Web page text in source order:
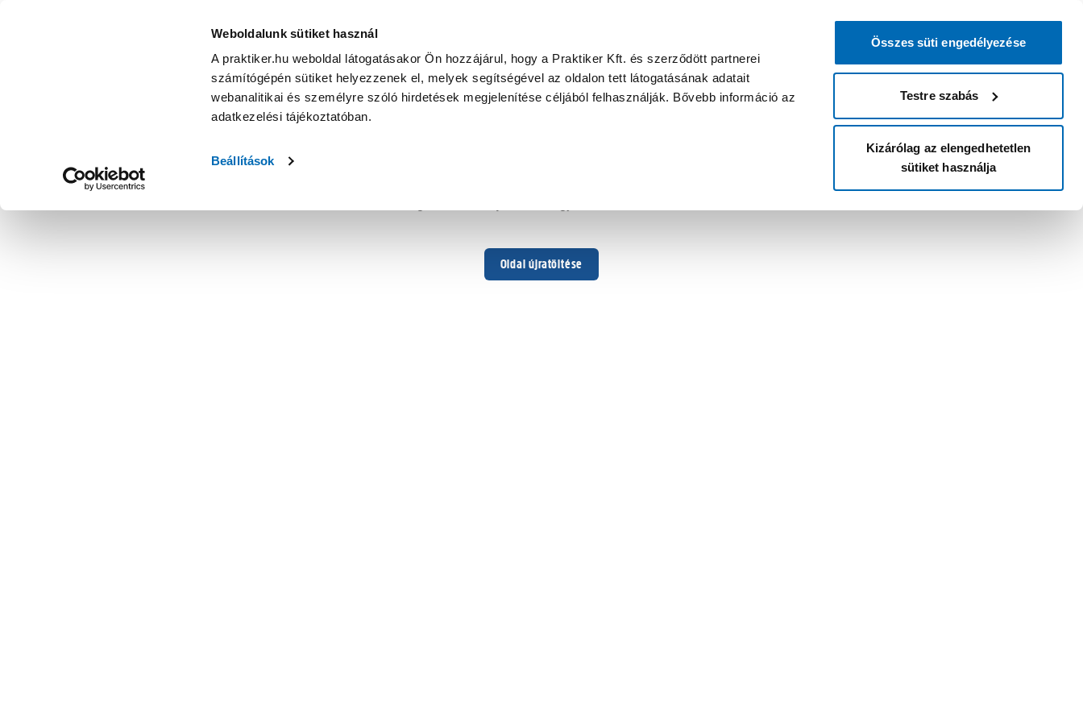
Weboldalunk sütiket használ
A praktiker.hu weboldal látogatásakor Ön hozzájárul, hogy a Praktiker Kft. és szerződött partnerei
számítógépén sütiket helyezzenek el, melyek segítségével az oldalon tett látogatásának adatait
webanalitikai és személyre szóló hirdetések megjelenítése céljából felhasználják. Bővebb információ az
adatkezelési tájékoztatóban.
Beállítások
Összes süti engedélyezése
Testre szabás
Kizárólag az elengedhetetlen
sütiket használja
Oldal újratöltése